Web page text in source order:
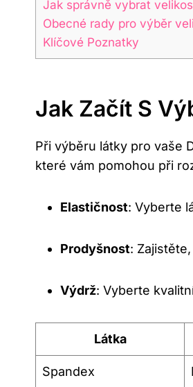
Jak správně vybrat
Obecné rady pro výběr
Klíčové Poznatky
Jak Začít S
Při výběru látky pro vaše
které vám pomohou při
Elastičnost: Vyberte
Prodyšnost:
Výdrž: Vyberte
Látka
Spandex